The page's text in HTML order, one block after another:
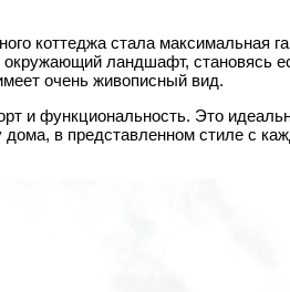
коттеджа стала максимальная
окружающий ландшафт, становясь
очень живописный вид.
и функциональность. Это
дома, в представленном стиле с